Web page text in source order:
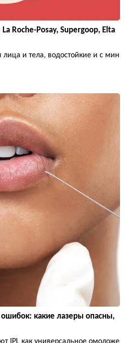
Roche-Posay, Supergoop, Elta
и тела, водостойкие и с мин
какие лазеры опасны,
IPL как универсальное омоложе